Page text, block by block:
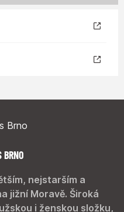
BRNO
nejstarším a
jižní Moravě. Široká
i ženskou složku,